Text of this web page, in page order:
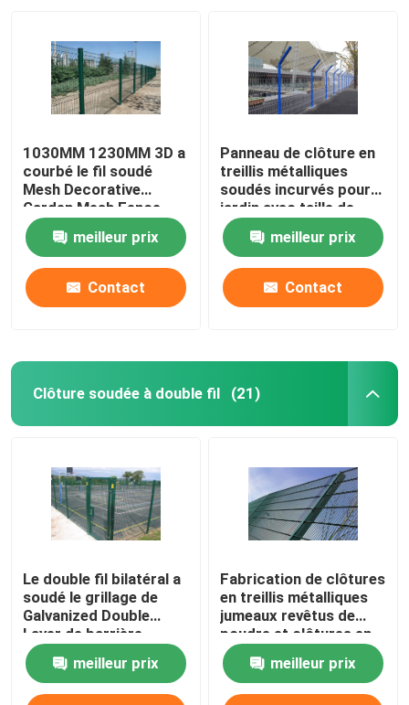
1030MM 1230MM 3D a
courbé le fil soudé
Mesh Decorative
Garden Mesh Fence
meilleur prix
Contact
Panneau de clôture en
treillis métalliques
soudés incurvés pour
jardin avec taille de
trou 50x100mm
meilleur prix
Contact
Clôture soudée à double fil (21)
Le double fil bilatéral a
soudé le grillage de
Galvanized Double
Layer de barrière
meilleur prix
Fabrication de clôtures
en treillis métalliques
jumeaux revêtus de
poudre et clôtures en
treillis soudés
meilleur prix